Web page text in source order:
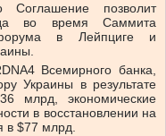
позволит
во время Саммита
форума в Лейпциге и
Всемирного банка,
Украины в результате
млрд, экономические
в восстановлении на
в $77 млрд.